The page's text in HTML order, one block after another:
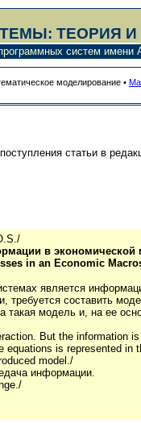
ТЕОРИЯ
систем
моделирование •
статьи в
в экономической
in an Economic
является
составить
такая модель и, на ее
But the information
is represented
model./
информации.